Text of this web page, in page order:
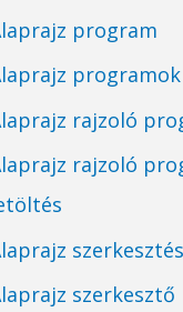
program
programok
rajzoló
rajzoló
szerkesztő